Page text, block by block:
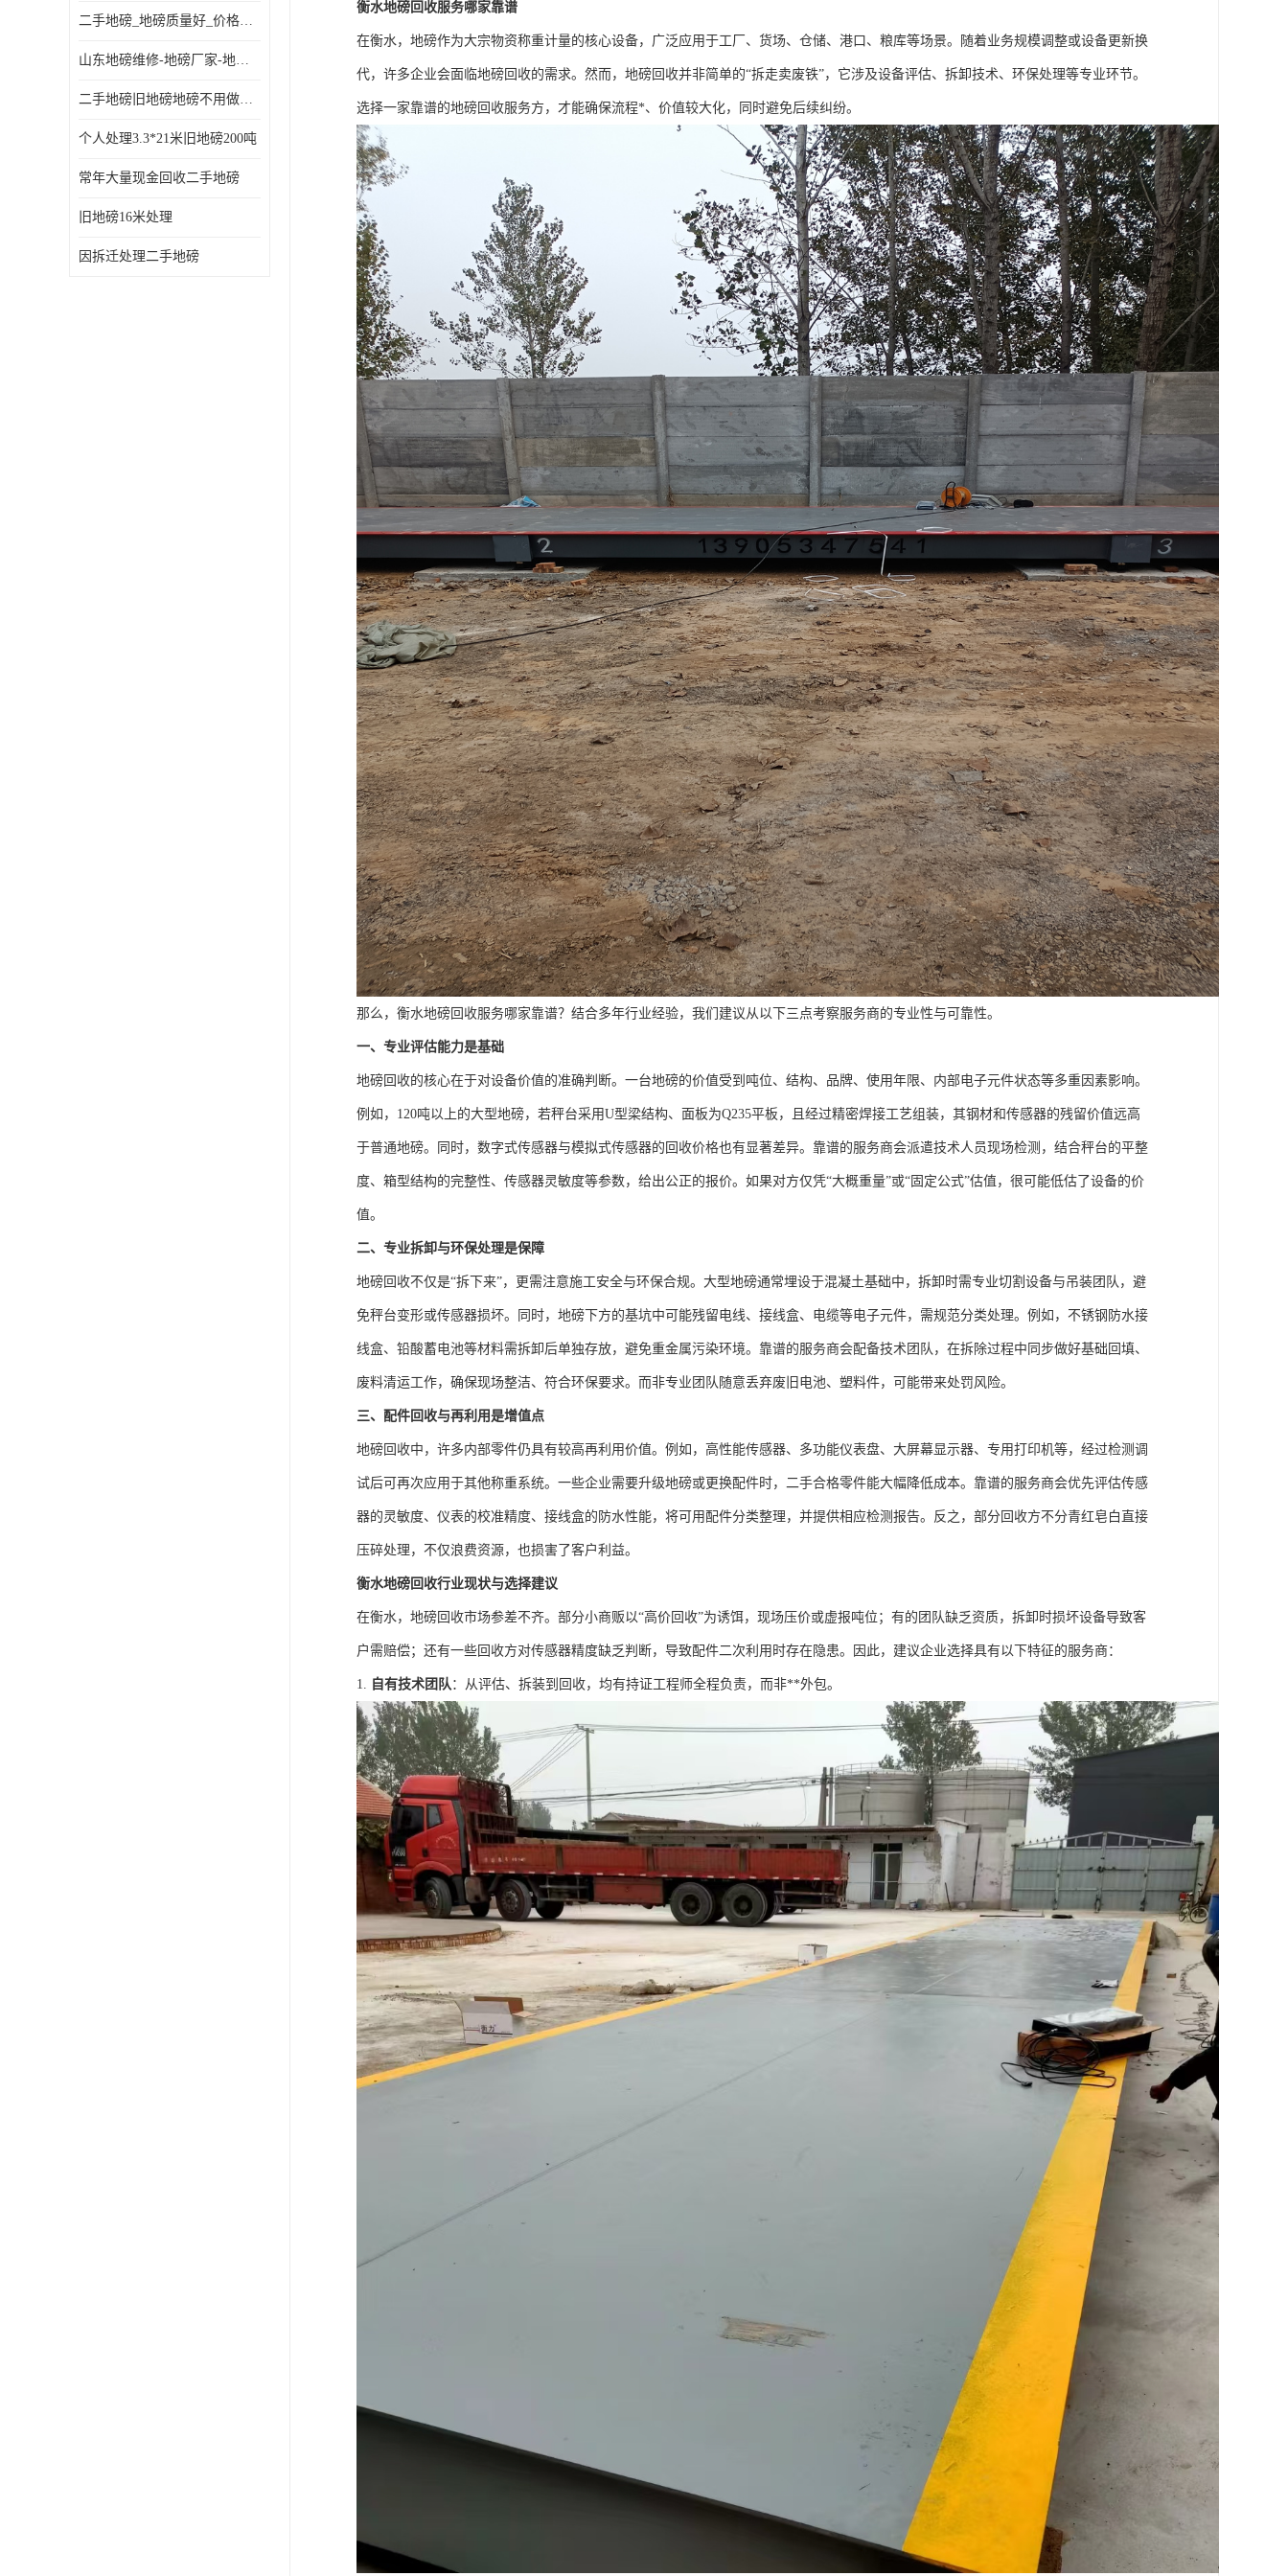
二手地磅_地磅质量好_价格便宜这里找【地磅行家】
山东地磅维修-地磅厂家-地磅价格-二手地磅
二手地磅旧地磅地磅不用做地基
个人处理3.3*21米旧地磅200吨
常年大量现金回收二手地磅
旧地磅16米处理
因拆迁处理二手地磅
衡水地磅回收服务哪家靠谱
在衡水，地磅作为大宗物资称重计量的核心设备，广泛应用于工厂、货场、仓储、港口、粮库等场景。随着业务规模调整或设备更新换
代，许多企业会面临地磅回收的需求。然而，地磅回收并非简单的“拆走卖废铁”，它涉及设备评估、拆卸技术、环保处理等专业环节。
选择一家靠谱的地磅回收服务方，才能确保流程*、价值较大化，同时避免后续纠纷。
那么，衡水地磅回收服务哪家靠谱？结合多年行业经验，我们建议从以下三点考察服务商的专业性与可靠性。
一、专业评估能力是基础
地磅回收的核心在于对设备价值的准确判断。一台地磅的价值受到吨位、结构、品牌、使用年限、内部电子元件状态等多重因素影响。
例如，120吨以上的大型地磅，若秤台采用U型梁结构、面板为Q235平板，且经过精密焊接工艺组装，其钢材和传感器的残留价值远高
于普通地磅。同时，数字式传感器与模拟式传感器的回收价格也有显著差异。靠谱的服务商会派遣技术人员现场检测，结合秤台的平整
度、箱型结构的完整性、传感器灵敏度等参数，给出公正的报价。如果对方仅凭“大概重量”或“固定公式”估值，很可能低估了设备的价
值。
二、专业拆卸与环保处理是保障
地磅回收不仅是“拆下来”，更需注意施工安全与环保合规。大型地磅通常埋设于混凝土基础中，拆卸时需专业切割设备与吊装团队，避
免秤台变形或传感器损坏。同时，地磅下方的基坑中可能残留电线、接线盒、电缆等电子元件，需规范分类处理。例如，不锈钢防水接
线盒、铅酸蓄电池等材料需拆卸后单独存放，避免重金属污染环境。靠谱的服务商会配备技术团队，在拆除过程中同步做好基础回填、
废料清运工作，确保现场整洁、符合环保要求。而非专业团队随意丢弃废旧电池、塑料件，可能带来处罚风险。
三、配件回收与再利用是增值点
地磅回收中，许多内部零件仍具有较高再利用价值。例如，高性能传感器、多功能仪表盘、大屏幕显示器、专用打印机等，经过检测调
试后可再次应用于其他称重系统。一些企业需要升级地磅或更换配件时，二手合格零件能大幅降低成本。靠谱的服务商会优先评估传感
器的灵敏度、仪表的校准精度、接线盒的防水性能，将可用配件分类整理，并提供相应检测报告。反之，部分回收方不分青红皂白直接
压碎处理，不仅浪费资源，也损害了客户利益。
衡水地磅回收行业现状与选择建议
在衡水，地磅回收市场参差不齐。部分小商贩以“高价回收”为诱饵，现场压价或虚报吨位；有的团队缺乏资质，拆卸时损坏设备导致客
户需赔偿；还有一些回收方对传感器精度缺乏判断，导致配件二次利用时存在隐患。因此，建议企业选择具有以下特征的服务商：
1. 自有技术团队：从评估、拆装到回收，均有持证工程师全程负责，而非**外包。